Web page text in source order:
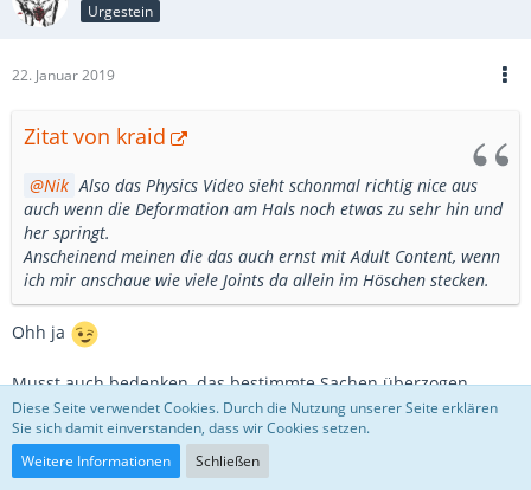
Urgestein
22. Januar 2019
Zitat von kraid
Nik Also das Physics Video sieht schonmal richtig nice aus
auch wenn die Deformation am Hals noch etwas zu sehr hin und
her springt.
Anscheinend meinen die das auch ernst mit Adult Content, wenn
ich mir anschaue wie viele Joints da allein im Höschen stecken.
Ohh ja
Musst auch bedenken, das bestimmte Sachen überzogen
werden, damit man die Effekte auch im Game richtig erkennt.
Und wenn man den Jungs da zuguckt, einfach nur krass. Bin da
von der technischen Seite extrem begeistert, sowas ... auf der
QualityBar ... sieht man halt eben selten
Diese Seite verwendet Cookies. Durch die Nutzung unserer Seite erklären
Sie sich damit einverstanden, dass wir Cookies setzen.
Weitere Informationen
Schließen